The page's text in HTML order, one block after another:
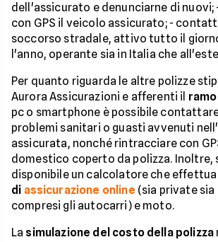
dell'assicurato e denunciarne di
con GPS il veicolo assicurato; -
soccorso stradale, attivo tutto il
l'anno, operante sia in Italia che
Per quanto riguarda le altre polizze
Aurora Assicurazioni e afferenti il
pc o smartphone è possibile
problemi sanitari o guasti avvenuti
assicurata, nonché rintracciare con
domestico coperto da polizza. Inoltre,
disponibile un calcolatore che effettua
di assicurazione online (sia private sia
compresi gli autocarri) e moto.
La simulazione del costo della polizza